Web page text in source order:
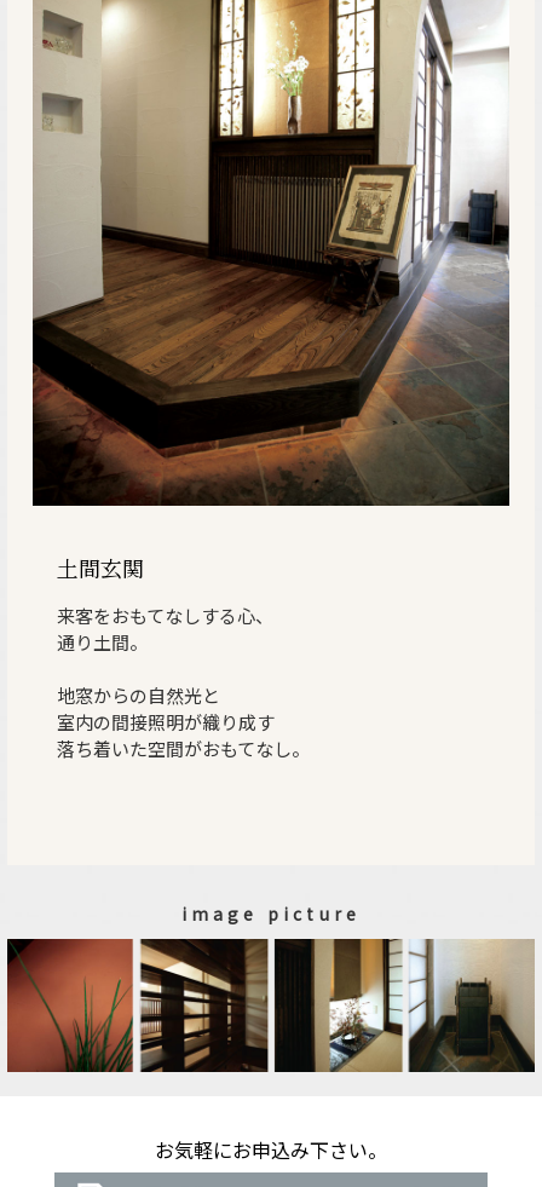
土間玄関
来客をおもてなしする心、
通り土間。
地窓からの自然光と
室内の間接照明が織り成す
落ち着いた空間がおもてなし。
image picture
お気軽にお申込み下さい。